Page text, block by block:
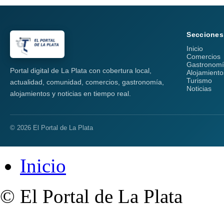
Portal digital de La Plata con cobertura local,
actualidad, comunidad, comercios, gastronomía,
alojamientos y noticias en tiempo real.
Secciones
Inicio
Comercios
Turismo
Noticias
© 2026 El Portal de La Plata
Inicio
© El Portal de La Plata